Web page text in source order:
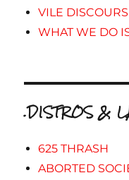
VILE
WHAT WE DO
.DISTROS &
625 THRASH
ABORTED